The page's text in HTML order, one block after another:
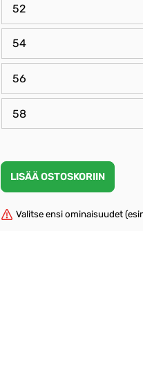
52
54
56
58
Valitse ensi ominaisuudet